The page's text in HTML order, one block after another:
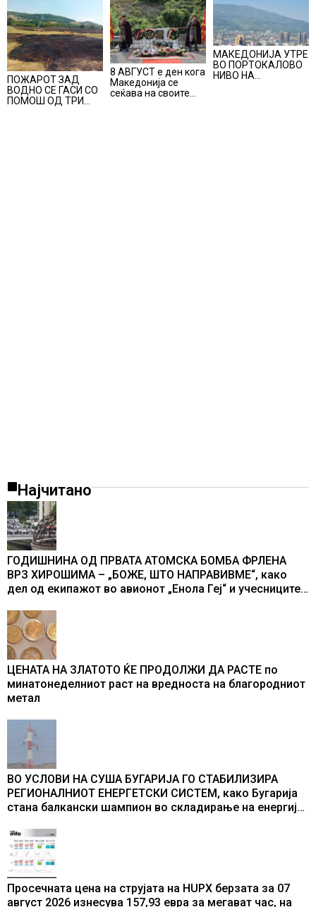
ПОЖАРОТ ЗАД
ВОДНО СЕ ГАСИ СО
ПОМОШ ОД ТРИ
8 АВГУСТ е ден кога
Македонија се
сеќава на своите
МАКЕДОНИЈА УТРЕ
ВО ПОРТОКАЛОВО
НИВО НА
Најчитано
ГОДИШНИНА ОД ПРВАТА АТОМСКА БОМБА ФРЛЕНА
ВРЗ ХИРОШИМА – „БОЖЕ, ШТО НАПРАВИВМЕ“, како
дел од екипажот во авионот „Енола Геј“ и учесниците
промени текот на историјата
ЦЕНАТА НА ЗЛАТОТО ЌЕ ПРОДОЛЖИ ДА РАСТЕ по
минатонеделниот раст на вредноста на благородниот
метал
ВО УСЛОВИ НА СУША БУГАРИЈА ГО СТАБИЛИЗИРА
РЕГИОНАЛНИОТ ЕНЕРГЕТСКИ СИСТЕМ, како Бугарија
стана балкански шампион во складирање на енергија
Просечната цена на струјата на HUPX берзата за 07
август 2026 изнесува 157,93 евра за мегават час, на